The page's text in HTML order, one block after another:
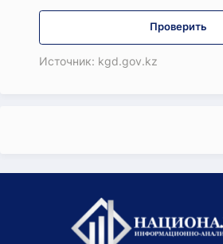
Проверить
Источник: kgd.gov.kz